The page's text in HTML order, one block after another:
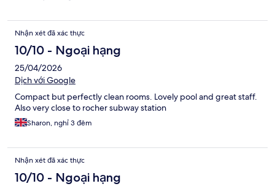
Nhận xét đã xác thực
10/10 - Ngoại hạng
25/04/2026
Dịch với Google
Compact but perfectly clean rooms. Lovely pool and great staff.
Also very close to rocher subway station
Sharon, nghỉ 3 đêm
Nhận xét đã xác thực
10/10 - Ngoại hạng